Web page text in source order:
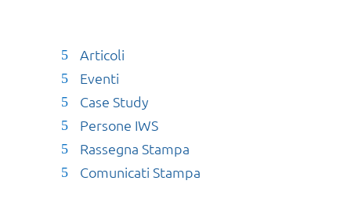
Articoli
Eventi
Case Study
Persone IWS
Rassegna Stampa
Comunicati Stampa